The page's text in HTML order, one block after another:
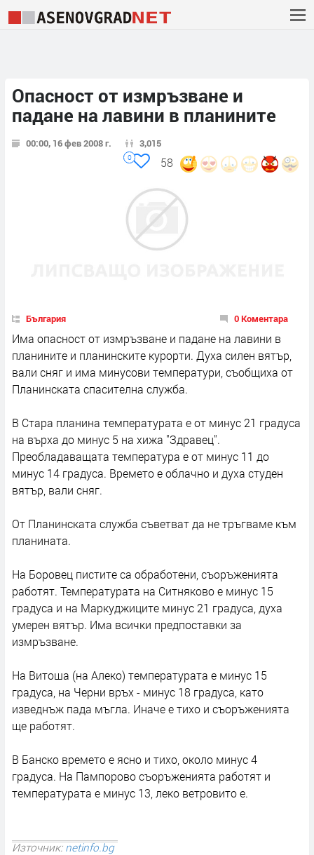
Опасност от измръзване и
падане на лавини в планините
00:00, 16 фев 2008 г. 3,015
58
0
България 0 Коментара
Има опасност от измръзване и падане на лавини в
планините и планинските курорти. Духа силен вятър,
вали сняг и има минусови температури, съобщиха от
Планинската спасителна служба.
В Стара планина температурата е от минус 21 градуса
на върха до минус 5 на хижа "Здравец".
Преобладаващата температура е от минус 11 до
минус 14 градуса. Времето е облачно и духа студен
вятър, вали сняг.
От Планинската служба съветват да не тръгваме към
планината.
На Боровец пистите са обработени, съоръженията
работят. Температурата на Ситняково е минус 15
градуса и на Маркуджиците минус 21 градуса, духа
умерен вятър. Има всички предпоставки за
измръзване.
На Витоша (на Алеко) температурата е минус 15
градуса, на Черни връх - минус 18 градуса, като
изведнъж пада мъгла. Иначе е тихо и съоръженията
ще работят.
В Банско времето е ясно и тихо, около минус 4
градуса. На Пампорово съоръженията работят и
температурата е минус 13, леко ветровито е.
Източник:netinfo.bg